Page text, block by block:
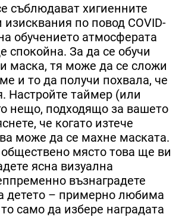
съблюдават хигиенните
изисквания по повод COVID-
обучението атмосферата
спокойна. За да се обучи
маска, тя може да се сложи
и то да получи похвала, че
Настройте таймер (или
нещо, подходящо за вашето
че когато изтече
може да се махне маската.
обществено място това ще ви
ясна визуална
възнаградете
детето – примерно любима
само да избере наградата